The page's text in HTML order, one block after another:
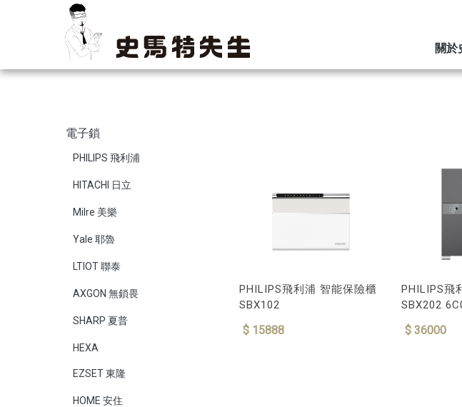
關於
電子鎖
PHILIPS 飛利浦
HITACHI 日立
Milre 美樂
Yale 耶魯
LTIOT 聯泰
AXGON 無鎖畏
SHARP 夏普
HEXA
EZSET 東隆
HOME 安住
PHILIPS飛利浦 智能保險櫃
SBX102
$ 15888
PHILIPS飛
SBX202
$ 36000